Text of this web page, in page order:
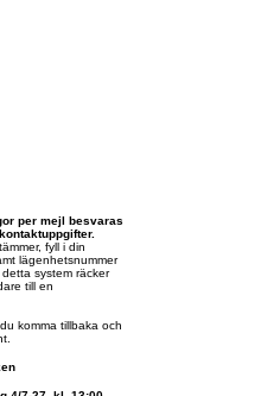
per mejl besvaras
fyll i din
lägenhetsnummer
system räcker
till en
komma tillbaka och